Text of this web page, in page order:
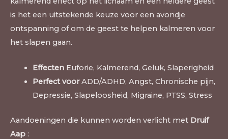
is het een uitstekende keuze voor een avondje
ontspanning of om de geest te helpen kalmeren voor
het slapen gaan.
EffectenEuforie, Kalmerend, Geluk, Slaperigheid
Perfect voorADD/ADHD, Angst, Chronische pijn,
Depressie, Slapeloosheid, Migraine, PTSS, Stress
Aandoeningen die kunnen worden verlicht met Druif
Aap :